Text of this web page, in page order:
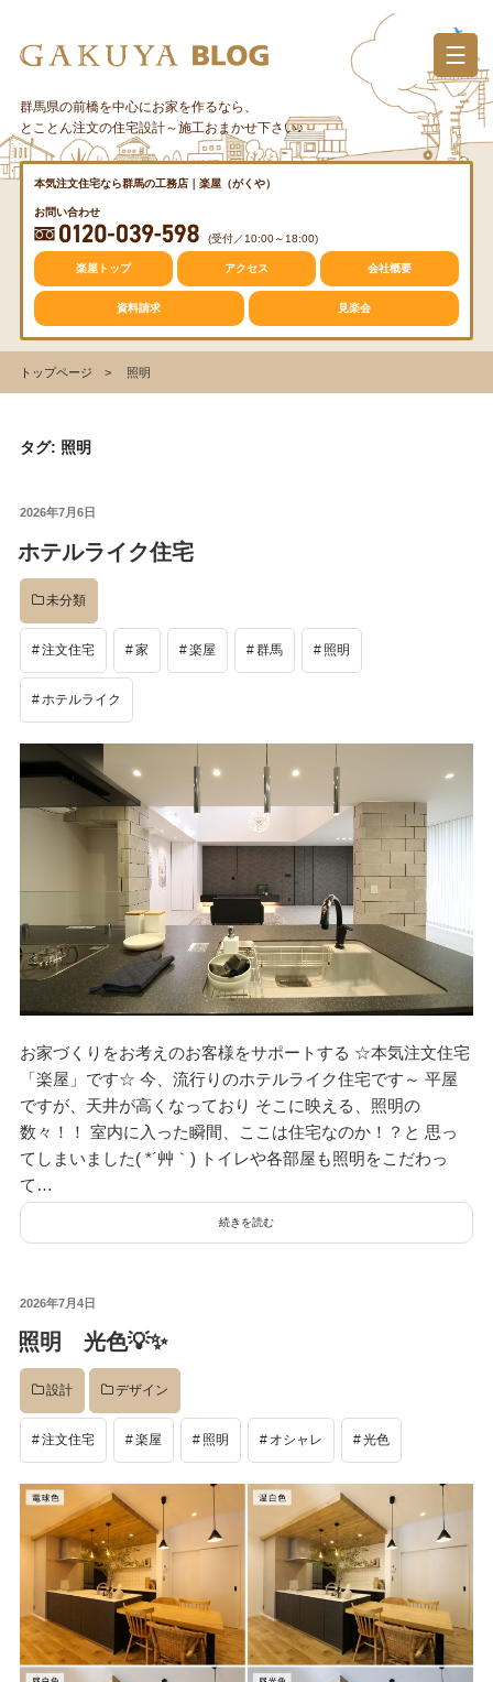
へ
ス
群馬県の前橋を中心にお家を作るなら、
とことん注文の住宅設計～施工おまかせ下さい♪
本気注文住宅なら群馬の工務店｜楽屋（がくや）
お問い合わせ
(受付／10:00～18:00)
楽屋トップ アクセス 会社概要
資料請求 見楽会
トップページ 照明
タグ: 照明
投
日:
2026年7月6日
ホテルライク住宅
未分類
注文住宅 家 楽屋 群馬 照明
ホテルライク
お家づくりをお考えのお客様をサポートする ☆本気注文住宅
「楽屋」です☆ 今、流行りのホテルライク住宅です～ 平屋
ですが、天井が高くなっており そこに映える、照明の
数々！！ 室内に入った瞬間、ここは住宅なのか！？と 思っ
てしまいました( *´艸｀) トイレや各部屋も照明をこだわっ
て…
続きを読む
投
日:
2026年7月4日
照明 光色💡✨
設計 デザイン
注文住宅 楽屋 照明 オシャレ 光色
カテゴリー
質問・疑問
トレンド
収納
仕事の風景
イベント
完成後
設計
社長のコラム
デザイン
設計グループ
ホームページ
未分類